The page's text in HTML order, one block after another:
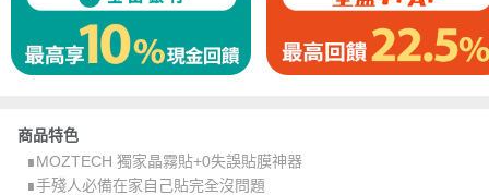
商品特色
∎MOZTECH 獨家晶霧貼+0失誤貼膜神器
∎手殘人必備在家自己貼完全沒問題